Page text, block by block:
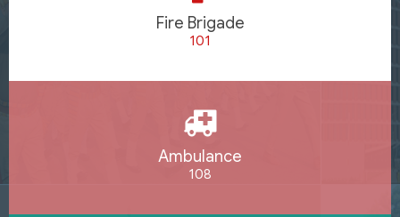
Fire Brigade
101
Ambulance
108